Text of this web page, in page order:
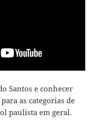
Santos e conhecer
as categorias de
paulista em geral.